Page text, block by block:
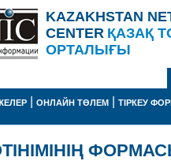
KAZAKHSTAN
CENTER ҚАЗАҚ
ОРТАЛЫҒЫ
ОНЛАЙН ТӨЛЕМ
ТІРКЕУ